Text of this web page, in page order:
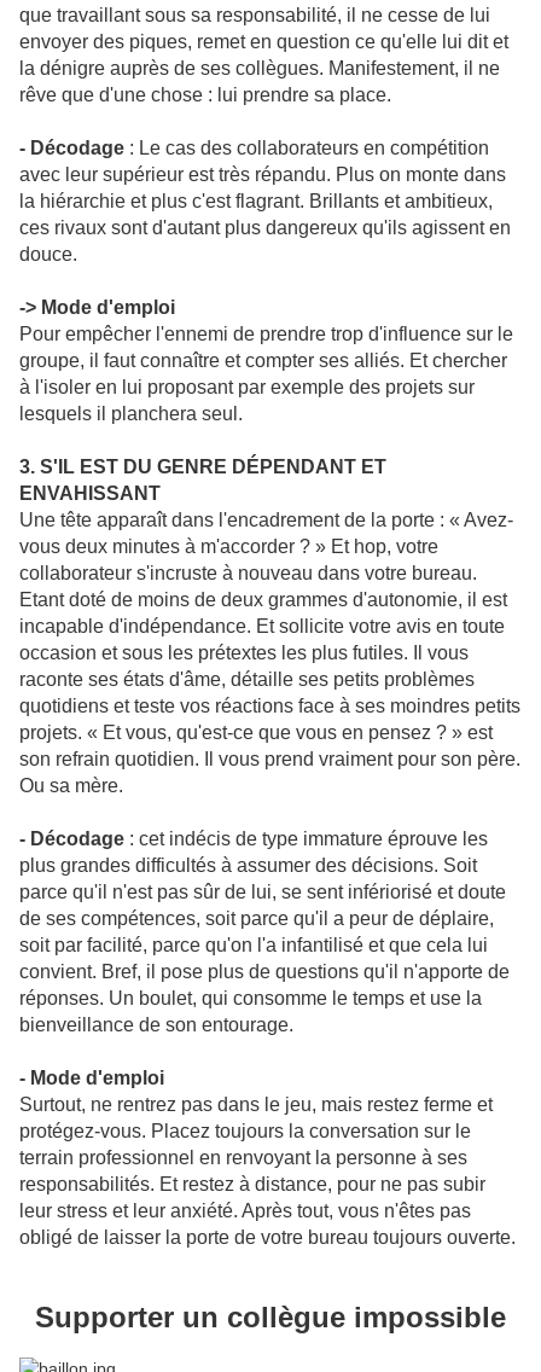
que travaillant sous sa responsabilité, il ne cesse de lui
envoyer des piques, remet en question ce qu'elle lui dit et
la dénigre auprès de ses collègues. Manifestement, il ne
rêve que d'une chose : lui prendre sa place.
- Décodage : Le cas des collaborateurs en compétition
avec leur supérieur est très répandu. Plus on monte dans
la hiérarchie et plus c'est flagrant. Brillants et ambitieux,
ces rivaux sont d'autant plus dangereux qu'ils agissent en
douce.
-> Mode d'emploi
Pour empêcher l'ennemi de prendre trop d'influence sur le
groupe, il faut connaître et compter ses alliés. Et chercher
à l'isoler en lui proposant par exemple des projets sur
lesquels il planchera seul.
3. S'IL EST DU GENRE DÉPENDANT ET
ENVAHISSANT
Une tête apparaît dans l'encadrement de la porte : « Avez-
vous deux minutes à m'accorder ? » Et hop, votre
collaborateur s'incruste à nouveau dans votre bureau.
Etant doté de moins de deux grammes d'autonomie, il est
incapable d'indépendance. Et sollicite votre avis en toute
occasion et sous les prétextes les plus futiles. Il vous
raconte ses états d'âme, détaille ses petits problèmes
quotidiens et teste vos réactions face à ses moindres petits
projets. « Et vous, qu'est-ce que vous en pensez ? » est
son refrain quotidien. Il vous prend vraiment pour son père.
Ou sa mère.
- Décodage : cet indécis de type immature éprouve les
plus grandes difficultés à assumer des décisions. Soit
parce qu'il n'est pas sûr de lui, se sent infériorisé et doute
de ses compétences, soit parce qu'il a peur de déplaire,
soit par facilité, parce qu'on l'a infantilisé et que cela lui
convient. Bref, il pose plus de questions qu'il n'apporte de
réponses. Un boulet, qui consomme le temps et use la
bienveillance de son entourage.
- Mode d'emploi
Surtout, ne rentrez pas dans le jeu, mais restez ferme et
protégez-vous. Placez toujours la conversation sur le
terrain professionnel en renvoyant la personne à ses
responsabilités. Et restez à distance, pour ne pas subir
leur stress et leur anxiété. Après tout, vous n'êtes pas
obligé de laisser la porte de votre bureau toujours ouverte.
Supporter un collègue impossible